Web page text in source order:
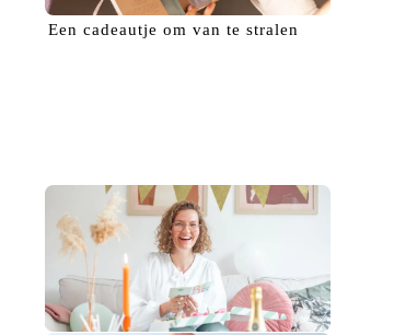
Eencadeautje om van te stralen